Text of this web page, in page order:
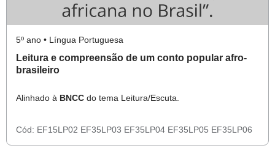
5º ano • Língua Portuguesa
Leitura e compreensão de um conto popular afro-
brasileiro
Alinhado à BNCC do tema Leitura/Escuta.
Cód: EF15LP02 EF35LP03 EF35LP04 EF35LP05 EF35LP06